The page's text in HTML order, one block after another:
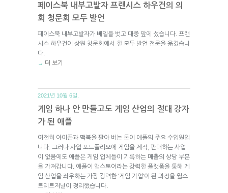
페이스북 내부고발자 프랜시스 하우건의 의
회 청문회 모두 발언
페이스북 내부고발자가 베일을 벗고 대중 앞에 섰습니다. 프랜
시스 하우건이 상원 청문회에서 한 모두 발언 전문을 옮겼습니
다.
→ 더 보기
2021년 10월 6일.
게임 하나 안 만들고도 게임 산업의 절대 강자
가 된 애플
여전히 아이폰과 맥북을 팔아 버는 돈이 애플의 주요 수입원입
니다. 그러나 사업 포트폴리오에 게임을 제작, 판매하는 사업
이 없음에도 애플은 게임 업체들이 기록하는 매출의 상당 부분
을 가져갑니다. 애플이 앱스토어라는 강력한 플랫폼을 통해 게
임 산업을 좌우하는 가장 강력한 '게임 기업'이 된 과정을 월스
트리트저널이 정리했습니다.